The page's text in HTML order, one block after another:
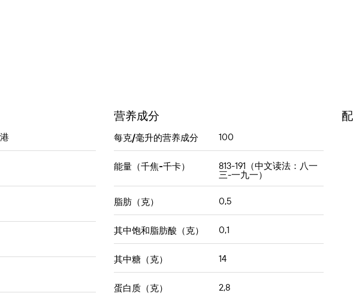
营养成分
每克/毫升的营养成分 100
能量（千焦-千卡） 813-191（中文读法：八一
三-一九一）
脂肪（克） 0,5
其中饱和脂肪酸（克） 0,1
其中糖（克） 14
蛋白质（克） 2,8